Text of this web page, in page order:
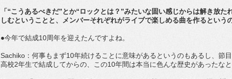
「“こうあるべきだ”とか“ロックとは？”みたいな固い感じからは解き放
しむということと、メンバーそれぞれがライブで楽しめる曲を作るという
●今年で結成10周年を迎えたんですよね。
Sachiko：何事もまず10年続けることに意味があるというのもあるし、節
高校2年生で結成してからの、この10年間は本当に色んな歴史があったなと